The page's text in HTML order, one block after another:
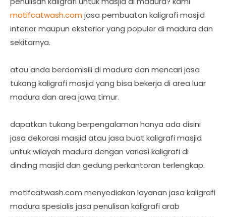
motifcatwash.comjasa pembuatan kaligrafi masjid
interior maupun eksterior yang populer di madura dan
sekitarnya.
atau anda berdomisili di madura dan mencari jasa
tukang kaligrafi masjid yang bisa bekerja di area luar
madura dan area jawa timur.
dapatkan tukang berpengalaman hanya ada disini
jasa dekorasi masjid atau jasa buat kaligrafi masjid
untuk wilayah madura dengan variasi kaligrafi di
dinding masjid dan gedung perkantoran terlengkap.
motifcatwash.com menyediakan layanan jasa kaligrafi
madura spesialis jasa penulisan kaligrafi arab